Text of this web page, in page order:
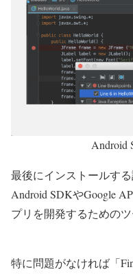
Android
最後にインストールす
Android SDKやGoogle
プリを開発するための
特に問題がなければ 「